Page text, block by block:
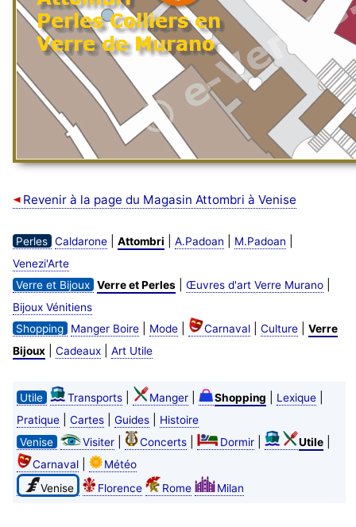
Revenir à la page du Magasin Attombri à Venise
Perles Caldarone| Attombri A.Padoan M.Padoan
Venezi'Arte
Verre et Bijoux Verre et Perles| Œuvres d'art Verre Murano|
Bijoux Vénitiens
Shopping
Manger Boire| Mode| Carnaval| Culture| Verre
Bijoux| Cadeaux| Art Utile
Utile Transports| Manger| Shopping Lexique|
Pratique| Cartes| Guides|
Histoire
Venise
Visiter| Concerts| Dormir| Utile|
Carnaval|
Météo
Venise
Florence Rome Milan